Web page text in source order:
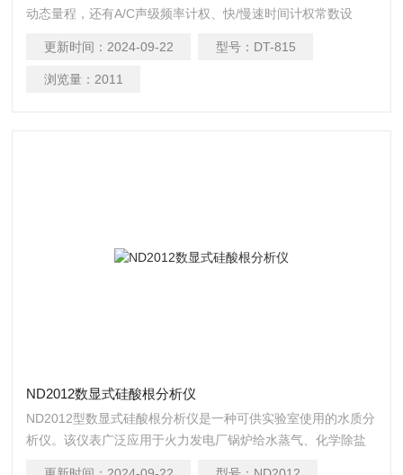
动态量程，还有A/C声级频率计权、快/慢速时间计权常数设
种环境下监测声音的质量
更新时间： 2024-09-22 型号： DT-815
浏览量： 2011
ND2012数显式硅酸根分析仪
ND2012型数显式硅酸根分析仪是一种可供实验室使用的水质分
析仪。该仪表广泛应用于火力发电厂锅炉给水蒸气、化学除盐